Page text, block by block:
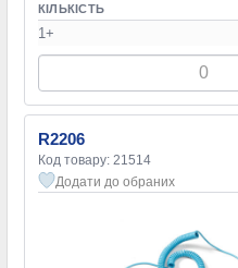
КІЛЬКІСТЬ
1+
R2206
Код товару: 21514
Додати до обраних